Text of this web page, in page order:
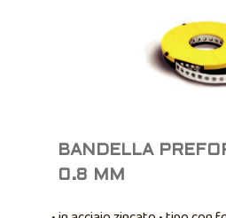
BANDELLA
0.8 MM